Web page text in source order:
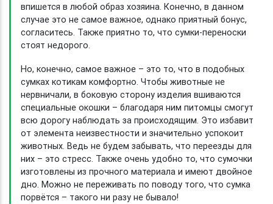
впишется в любой образ хозяина. Конечно, в данном
случае это не самое важное, однако приятный бонус,
согласитесь. Также приятно то, что сумки-переноски
стоят недорого.
Но, конечно, самое важное – это то, что в подобных
сумках котикам комфортно. Чтобы животные не
нервничали, в боковую сторону изделия вшиваются
специальные окошки – благодаря ним питомцы смогут
всю дорогу наблюдать за происходящим. Это избавит
от элемента неизвестности и значительно успокоит
животных. Ведь не будем забывать, что переезды для
них – это стресс. Также очень удобно то, что сумочки
изготовлены из прочного материала и имеют двойное
дно. Можно не переживать по поводу того, что сумка
порвётся – такого ни разу не бывало!